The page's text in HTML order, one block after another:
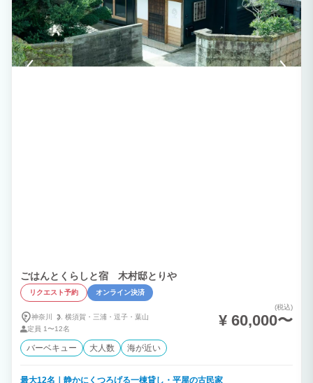
ごはんとくらしと宿 木村邸とりや
リクエスト予約 オンライン決済
神奈川 横須賀・ 三浦・ 逗子・ 葉山
定員 1〜12名
(税込)
¥ 60,000〜
バーベキュー 大人数 海が近い
最大12名｜静かにくつろげる一棟貸し・平屋の古民家